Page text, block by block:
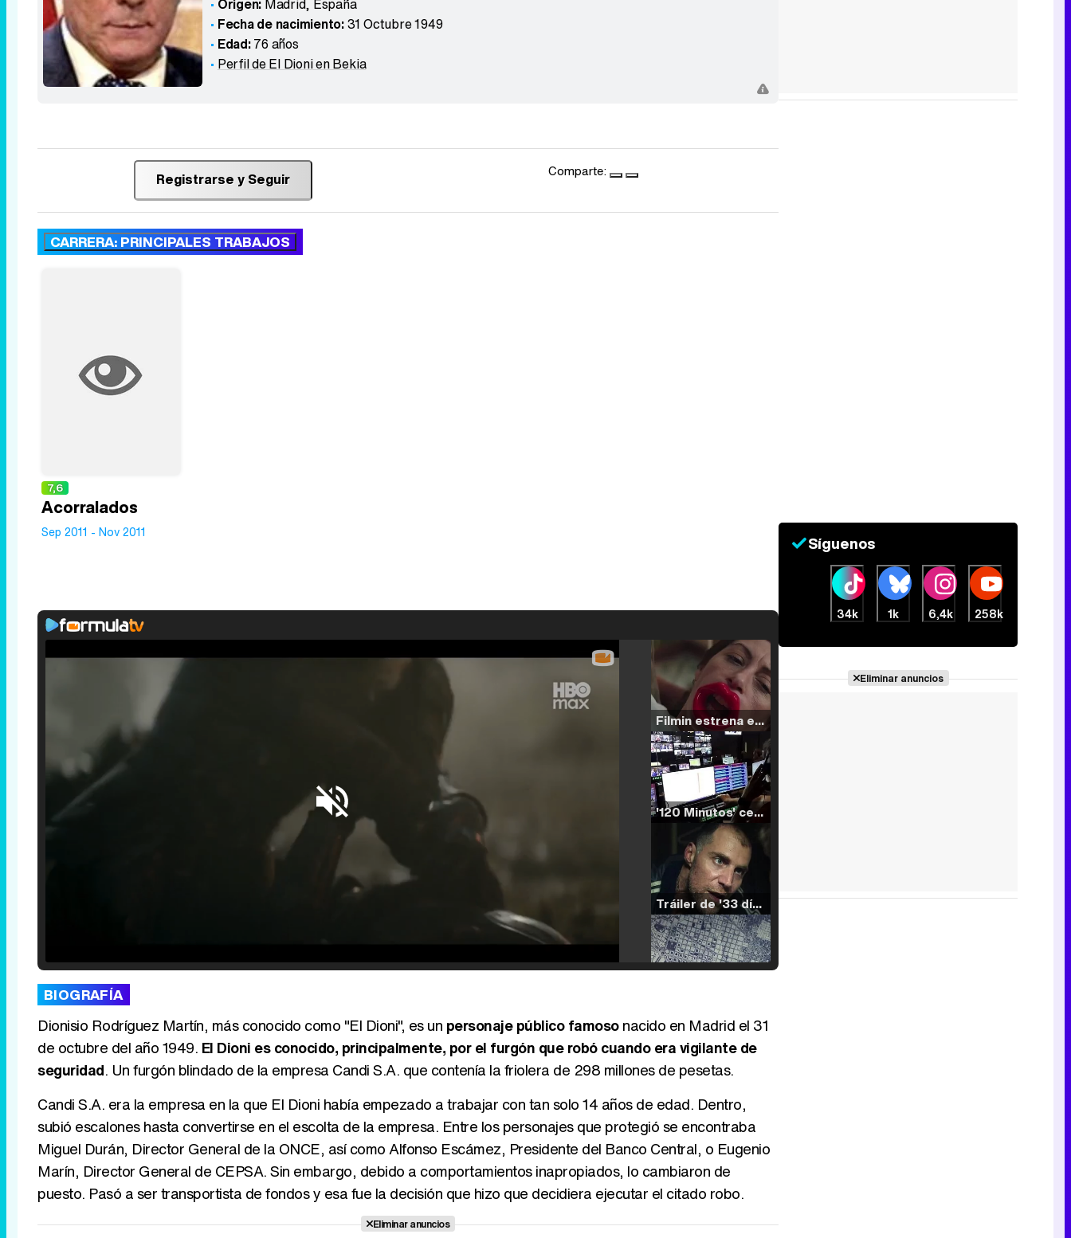
Origen: Madrid, España
Fecha de nacimiento:31 Octubre 1949
Edad:76 años
Perfil de El Dioni en Bekia
Comparte:
Registrarse y Seguir
CARRERA: PRINCIPALES TRABAJOS
7,6
Acorralados
Sep 2011 - Nov 2011
Filmin estrena el tráiler de 'Millennial Mal', su nueva comedia universitaria de la mano de Lorena Iglesias
'120 Minutos' celebra sus 2.000 programas en Telemadrid con un vídeo del día a día en la redacción
Tráiler de '33 días', la nueva serie de Atresplayer con Julián Villagrán y José Manuel Poga
BIOGRAFÍA
Dionisio Rodríguez Martín, más conocido como "El Dioni", es un personaje público famosonacido en Madrid el 31
de octubre del año 1949. El Dioni es conocido, principalmente, por el furgón que robó cuando era vigilante de
seguridad. Un furgón blindado de la empresa Candi S.A. que contenía la friolera de 298 millones de pesetas.
Candi S.A. era la empresa en la que El Dioni había empezado a trabajar con tan solo 14 años de edad. Dentro,
subió escalones hasta convertirse en el escolta de la empresa. Entre los personajes que protegió se encontraba
Miguel Durán, Director General de la ONCE, así como Alfonso Escámez, Presidente del Banco Central, o Eugenio
Marín, Director General de CEPSA. Sin embargo, debido a comportamientos inapropiados, lo cambiaron de
puesto. Pasó a ser transportista de fondos y esa fue la decisión que hizo que decidiera ejecutar el citado robo.
Eliminar anuncios
Síguenos
34k 1k 6,4k 258k
Eliminar anuncios